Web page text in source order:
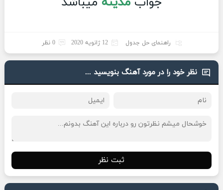
راهنمای حل جدول 12 ژانویه 2020 0 نظر
نظر خود را در مورد آهنگ بنویسید ...
ثبت نظر